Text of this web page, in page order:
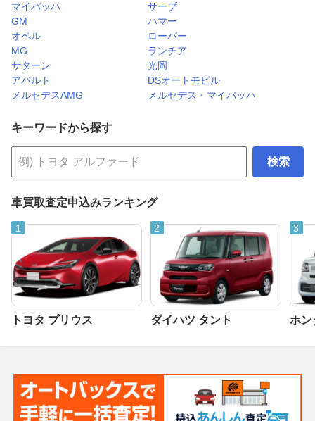
マイバッハ
サーブ
GM
ハマー
オペル
ローバー
MG
ランチア
サターン
光岡
アバルト
DSオートモビル
メルセデスAMG
メルセデス・マイバッハ
キーワードから探す
検索
車買取査定申込みランキング
トヨタ プリウス ダイハツ タント ホン